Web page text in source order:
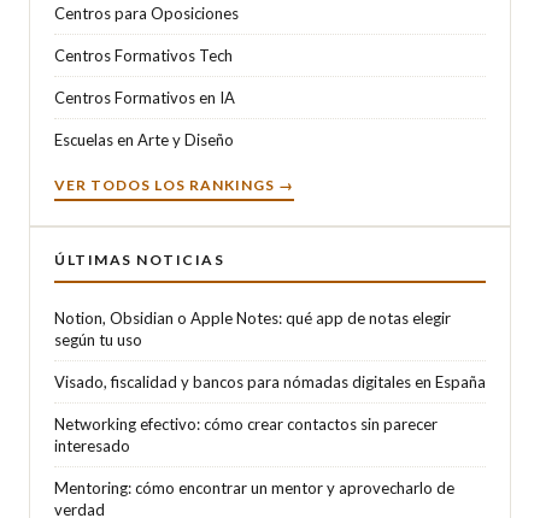
Centros para Oposiciones
Centros Formativos Tech
Centros Formativos en IA
Escuelas en Arte y Diseño
VER TODOS LOS RANKINGS →
ÚLTIMAS NOTICIAS
Notion, Obsidian o Apple Notes: qué app de notas elegir
según tu uso
Visado, fiscalidad y bancos para nómadas digitales en España
Networking efectivo: cómo crear contactos sin parecer
interesado
Mentoring: cómo encontrar un mentor y aprovecharlo de
verdad